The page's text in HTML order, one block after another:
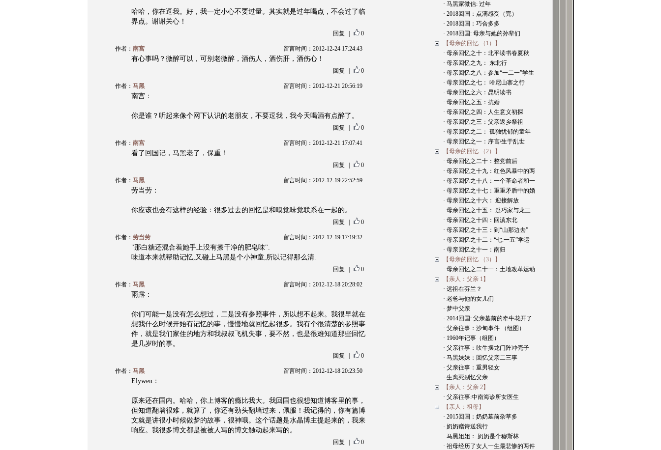
哈哈，你在逗我。好，我一定小心不要过量。其实就是过年喝点，不会过了临
界点。谢谢关心！
回复 0
作者： 南宫 留言时间：2012-12-24 17:24:43
有心事吗？微醉可以，可别老微醉，酒伤人，酒伤肝，酒伤心！
回复 0
作者： 马黑 留言时间：2012-12-21 20:56:19
南宫：
你是谁？听起来像个网下认识的老朋友，不要逗我，我今天喝酒有点醉了。
回复 0
作者： 南宫 留言时间：2012-12-21 17:07:41
看了回国记，马黑老了，保重！
回复 0
作者： 马黑 留言时间：2012-12-19 22:52:59
劳当劳：
你应该也会有这样的经验：很多过去的回忆是和嗅觉味觉联系在一起的。
回复 0
作者： 劳当劳 留言时间：2012-12-19 17:19:32
"那白糖还混合着她手上没有擦干净的肥皂味".
味道本来就帮助记忆,又碰上马黑是个小神童,所以记得那么清.
回复 0
作者： 马黑 留言时间：2012-12-18 20:28:02
雨露：
你们可能一是没有怎么想过，二是没有参照事件，所以想不起来。我很早就在
想我什么时候开始有记忆的事，慢慢地就回忆起很多。我有个很清楚的参照事
件，就是我们家住的地方和我叔叔飞机失事，要不然，也是很难知道那些回忆
是几岁时的事。
回复 0
作者： 马黑 留言时间：2012-12-18 20:23:50
Elywen：
原来还在国内。哈哈，你上博客的瘾比我大。我回国也很想知道博客里的事，
但知道翻墙很难，就算了，你还有劲头翻墙过来，佩服！我记得的，你有篇博
文就是讲很小时候做梦的故事，很神哦。这个话题是水晶博主提起来的，我来
响应。我很多博文都是被被人写的博文触动起来写的。
回复 0
· 马黑家微信: 过年
· 2018回国：点滴感受（完）
· 2018回国：巧合多多
· 2018回国: 母亲与她的孙辈们
【母亲的回忆 （1）】
· 母亲回忆之十：北平读书春夏秋
· 母亲回忆之九： 东北行
· 母亲回忆之八：参加“一二一”学生
· 母亲回忆之七： 哈尼山寨之行
· 母亲回忆之六：昆明读书
· 母亲回忆之五：抗婚
· 母亲回忆之四：人生意义初探
· 母亲回忆之三：父亲返乡祭祖
· 母亲回忆之二： 孤独忧郁的童年
· 母亲回忆之一：序言/生于乱世
【母亲的回忆 （2）】
· 母亲回忆之二十：整党前后
· 母亲回忆之十九：红色风暴中的两
· 母亲回忆之十八：一个革命者和一
· 母亲回忆之十七：重重矛盾中的婚
· 母亲回忆之十六： 迎接解放
· 母亲回忆之十五： 赴巧家与龙三
· 母亲回忆之十四：回滇东北
· 母亲回忆之十三：到“山那边去”
· 母亲回忆之十二：“七.一五”学运
· 母亲回忆之十一：南归
【母亲的回忆 （3）】
· 母亲回忆之二十一：土地改革运动
【亲人：父亲 1】
· 远祖在芬兰？
· 老爸与他的女儿们
· 梦中父亲
· 2014回国: 父亲墓前的牵牛花开了
· 父亲往事：沙甸事件 （组图）
· 1960年记事（组图）
· 父亲往事：吹牛摆龙门阵冲壳子
· 马黑妹妹：回忆父亲二三事
· 父亲往事：重男轻女
· 生离死别忆父亲
【亲人：父亲 2】
· 父亲往事:中南海诊所女医生
【亲人：祖母】
· 2015回国：奶奶墓前杂草多
· 奶奶赠诗送我行
· 马黑姐姐： 奶奶是个穆斯林
· 祖母经历了女人一生最悲惨的两件